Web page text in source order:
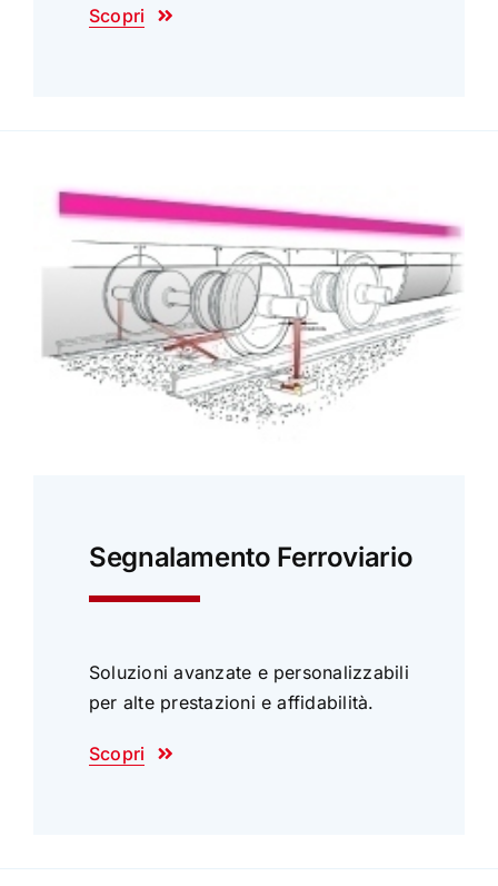
Scopri
Segnalamento Ferroviario
Soluzioni avanzate e personalizzabili
per alte prestazioni e affidabilità.
Scopri